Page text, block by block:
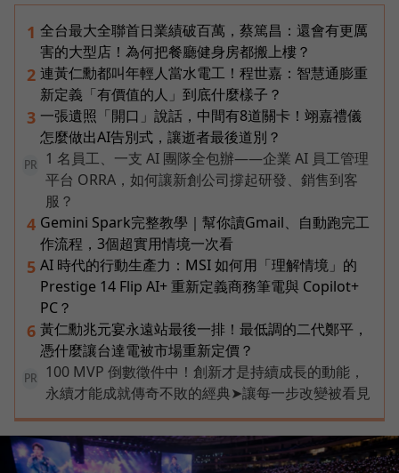
1 全台最大全聯首日業績破百萬，蔡篤昌：還會有更厲
害的大型店！為何把餐廳健身房都搬上樓？
2 連黃仁勳都叫年輕人當水電工！程世嘉：智慧通膨重
新定義「有價值的人」到底什麼樣子？
3 一張遺照「開口」說話，中間有8道關卡！翊嘉禮儀
怎麼做出AI告別式，讓逝者最後道別？
PR
1 名員工、一支 AI 團隊全包辦——企業 AI 員工管理
平台 ORRA，如何讓新創公司撐起研發、銷售到客
服？
4 Gemini Spark完整教學｜幫你讀Gmail、自動跑完工
作流程，3個超實用情境一次看
5 AI 時代的行動生產力：MSI 如何用「理解情境」的
Prestige 14 Flip AI+ 重新定義商務筆電與 Copilot+
PC？
6 黃仁勳兆元宴永遠站最後一排！最低調的二代鄭平，
憑什麼讓台達電被市場重新定價？
PR
100 MVP 倒數徵件中！創新才是持續成長的動能，
永續才能成就傳奇不敗的經典➤讓每一步改變被看見